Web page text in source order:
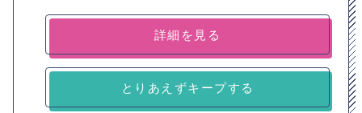
詳細を見る
とりあえずキープする